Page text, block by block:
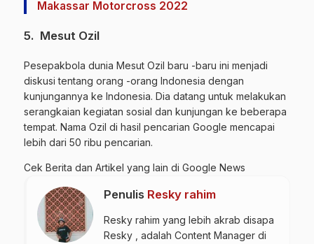
Makassar Motorcross 2022
5. Mesut Ozil
Pesepakbola dunia Mesut Ozil baru -baru ini menjadi
diskusi tentang orang -orang Indonesia dengan
kunjungannya ke Indonesia. Dia datang untuk melakukan
serangkaian kegiatan sosial dan kunjungan ke beberapa
tempat. Nama Ozil di hasil pencarian Google mencapai
lebih dari 50 ribu pencarian.
Cek Berita dan Artikel yang lain di Google News
Penulis Resky rahim
Resky rahim yang lebih akrab disapa
Resky , adalah Content Manager di